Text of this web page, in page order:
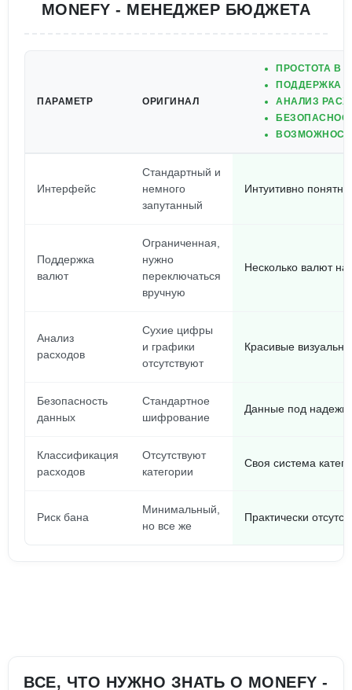
MONEFY - МЕНЕДЖЕР БЮДЖЕТА
ПАРАМЕТР ОРИГИНАЛ
ПРОСТОТА В
ПОДДЕРЖКА
АНАЛИЗ
Интерфейс
Стандартный и
немного
запутанный
Интуитивно
Поддержка
валют
Ограниченная,
нужно
переключаться
вручную
Несколько валют
Анализ
расходов
Сухие цифры
и графики
отсутствуют
Красивые
Безопасность
данных
Стандартное
шифрование
Данные под
Классификация
расходов
Отсутствуют
категории
Своя система
Риск бана
Минимальный,
но все же
Практически
ВСЕ, ЧТО НУЖНО ЗНАТЬ О MONEFY -